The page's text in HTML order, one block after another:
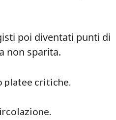
poi diventati punti di
non sparita.
platee critiche.